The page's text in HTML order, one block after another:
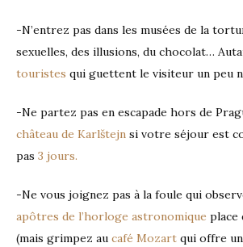
-N’entrez pas dans les musées de la
sexuelles, des illusions, du chocolat…
touristes qui guettent le visiteur un peu
-Ne partez pas en escapade hors de
château de Karlštejn si votre séjour est
pas 3 jours.
-Ne vous joignez pas à la foule qui
apôtres de l’horloge astronomique place
(mais grimpez au café Mozart qui offre